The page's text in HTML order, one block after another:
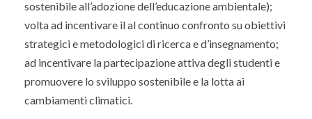
sostenibile all’adozione dell’educazione ambientale);
volta ad incentivare il al continuo confronto su obiettivi
strategici e metodologici di ricerca e d’insegnamento;
ad incentivare la partecipazione attiva degli studenti e
promuovere lo sviluppo sostenibile e la lotta ai
cambiamenti climatici.